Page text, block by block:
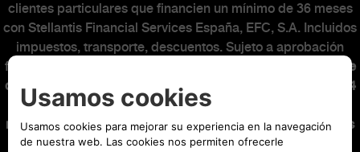
clientes particulares que financien un mínimo de 36 meses
con Stellantis Financial Services España, EFC, S.A. Incluidos
impuestos, transporte, descuentos. Sujeto a aprobación
financiera.
Entrada: 3.031,63€. Mensualidad de 449€ que se
componen de una cuota financiera para una duración de 34
meses de 416,89€ y de un seguro de crédito de 32,11€ al
mes. La cuota financiera de 4.500€ será abonada en el mes
12. Última cuota: 22.480,80€. Capital financiado con